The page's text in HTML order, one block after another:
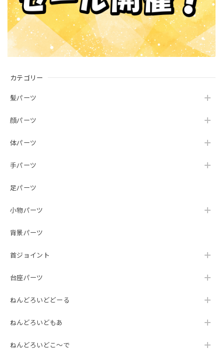
カテゴリー
髪パーツ
顔パーツ
体パーツ
手パーツ
足パーツ
小物パーツ
背景パーツ
首ジョイント
台座パーツ
ねんどろいどどーる
ねんどろいどもあ
ねんどろいどこ～で